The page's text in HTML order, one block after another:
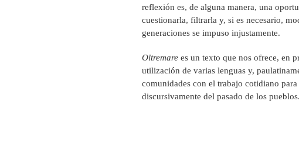
reflexión es, de alguna manera, una
cuestionarla, filtrarla y, si es necesario,
generaciones se impuso injustamente.
Oltremare es un texto que nos ofrece, en
utilización de varias lenguas y,
comunidades con el trabajo cotidiano
discursivamente del pasado de los pueblos.